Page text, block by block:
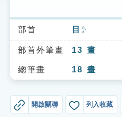
索引選單
知識索引
單字索引
部首 目 ㄇㄨˋ
部首外筆畫 13 畫
總筆畫 18 畫
開啟關聯 列入收藏